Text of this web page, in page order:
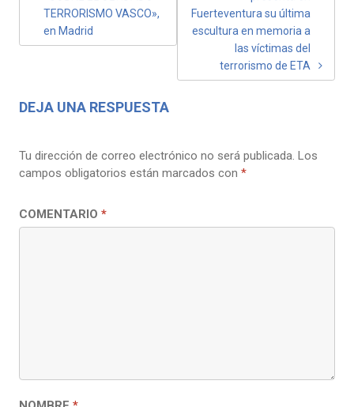
ENTRADAS
TERRORISMO VASCO»,
en Madrid
Fuerteventura su última
escultura en memoria a
las víctimas del
terrorismo de ETA
DEJA UNA RESPUESTA
Tu dirección de correo electrónico no será publicada. Los
campos obligatorios están marcados con *
COMENTARIO *